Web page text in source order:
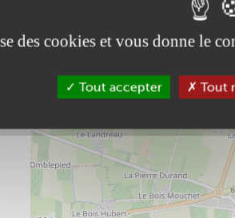
des cookies et vous donne le
Tout accepter Tout